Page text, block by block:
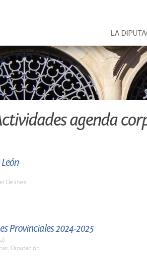
LA
agenda
Delibes
Provinciales 2024-2025
Diputación